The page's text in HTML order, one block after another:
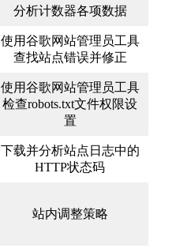
分析计数器各项数据
使用谷歌网站管理员工具
查找站点错误并修正
使用谷歌网站管理员工具
检查robots.txt文件权限设
置
下载并分析站点日志中的
HTTP状态码
站内调整策略